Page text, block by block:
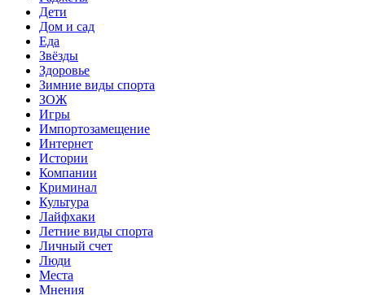
Дети
Дом и сад
Еда
Звёзды
Здоровье
Зимние виды спорта
ЗОЖ
Игры
Импортозамещение
Интернет
Истории
Компании
Криминал
Культура
Лайфхаки
Летние виды спорта
Личный счет
Люди
Места
Мнения